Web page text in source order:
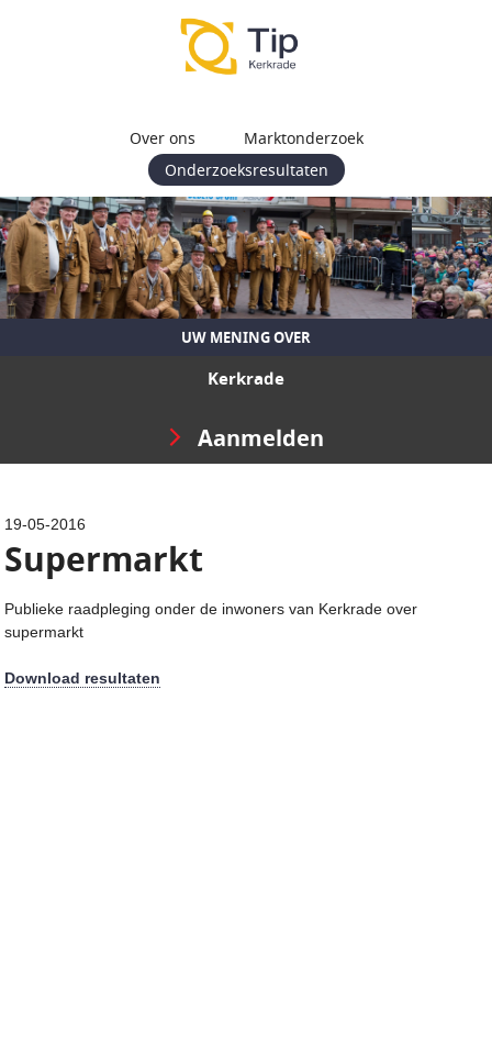
Over ons
Marktonderzoek
Onderzoeksresultaten
UW MENING OVER
Kerkrade
Aanmelden
19-05-2016
Supermarkt
Publieke raadpleging onder de inwoners van Kerkrade over
supermarkt
Download resultaten